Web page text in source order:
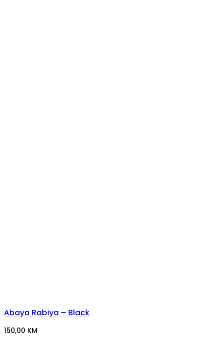
Abaya Rabiya – Black
150,00 KM